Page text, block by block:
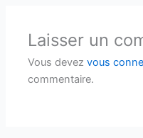
Laisser un
Vous devezvous
commentaire.